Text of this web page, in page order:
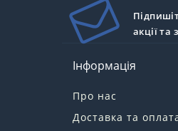
акції
Інформація
Про нас
Доставка та